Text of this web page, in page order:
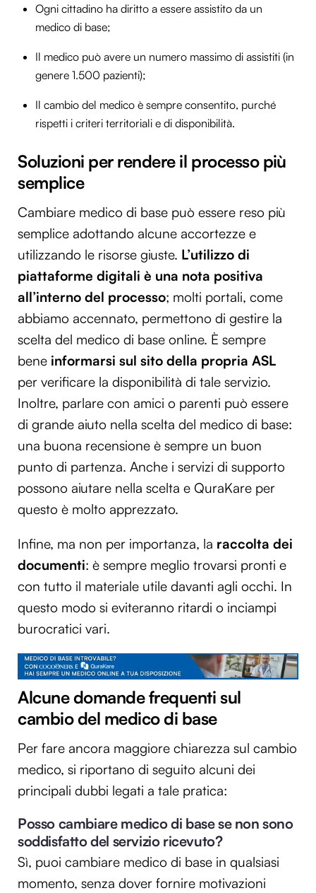
Ogni cittadino ha diritto a essere assistito da un
medico di base;
Il medico può avere un numero massimo di assistiti (in
genere 1.500 pazienti);
Il cambio del medico è sempre consentito, purché
rispetti i criteri territoriali e di disponibilità.
Soluzioni per rendere il processo più
semplice
Cambiare medico di base può essere reso più
semplice adottando alcune accortezze e
utilizzando le risorse giuste. L’utilizzo di
piattaforme digitali è una nota positiva
all’interno del processo; molti portali, come
abbiamo accennato, permettono di gestire la
scelta del medico di base online. È sempre
bene informarsi sul sito della propria ASL
per verificare la disponibilità di tale servizio.
Inoltre, parlare con amici o parenti può essere
di grande aiuto nella scelta del medico di base:
una buona recensione è sempre un buon
punto di partenza. Anche i servizi di supporto
possono aiutare nella scelta e QuraKare per
questo è molto apprezzato.
Infine, ma non per importanza, la raccolta dei
documenti: è sempre meglio trovarsi pronti e
con tutto il materiale utile davanti agli occhi. In
questo modo si eviteranno ritardi o inciampi
burocratici vari.
Alcune domande frequenti sul
cambio del medico di base
Per fare ancora maggiore chiarezza sul cambio
medico, si riportano di seguito alcuni dei
principali dubbi legati a tale pratica:
Posso cambiare medico di base se non sono
soddisfatto del servizio ricevuto?
Sì, puoi cambiare medico di base in qualsiasi
momento, senza dover fornire motivazioni